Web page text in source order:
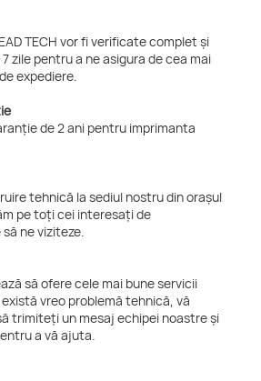
TECH vor fi verificate complet și
zile pentru a ne asigura de cea mai
expediere.
de 2 ani pentru imprimanta
tehnică la sediul nostru din orașul
pe toți cei interesați de
ne viziteze.
să ofere cele mai bune servicii
vreo problemă tehnică, vă
trimiteți un mesaj echipei noastre și
a vă ajuta.